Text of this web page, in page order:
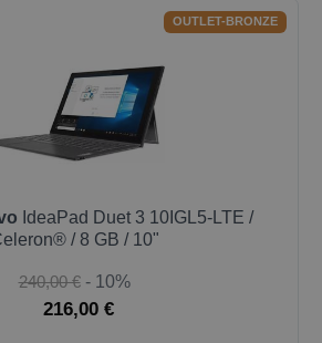
OUTLET-BRONZE
IdeaPad Duet 3 10IGL5-LTE /
/ 8 GB / 10"
240,00 € - 10%
216,00 €